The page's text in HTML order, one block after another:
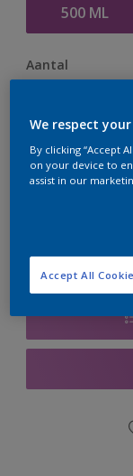
500 ML
Aantal
Op dit moment
te bestellen.
We respect
By clicking “Accept
on your device to
assist in our
Accept All